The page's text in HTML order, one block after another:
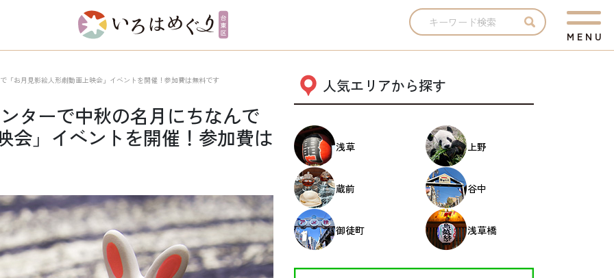
M E N U
「お月見影絵人形劇動画上映会」イベントを開催！参加費は無料です
ターで中秋の名月にちなんで
会」イベントを開催！参加費は
人気エリアから探す
浅草 上野
蔵前 谷中
御徒町 浅草橋